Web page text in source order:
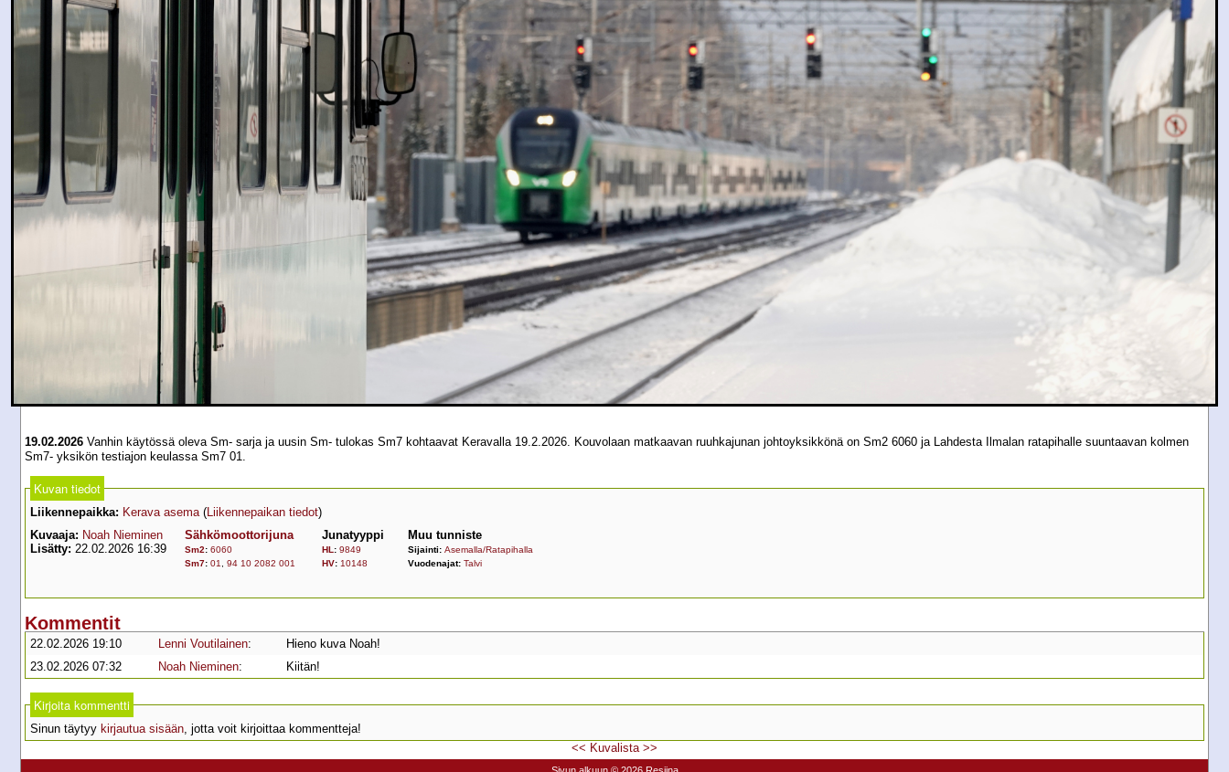
19.02.2026 Vanhin käytössä oleva Sm- sarja ja uusin Sm- tulokas Sm7 kohtaavat Keravalla 19.2.2026. Kouvolaan matkaavan ruuhkajunan johtoyksikkönä on Sm2 6060 ja Lahdesta Ilmalan ratapihalle suuntaavan kolmen
Sm7- yksikön testiajon keulassa Sm7 01.
Kuvan tiedot
Liikennepaikka: Kerava asema ( Liikennepaikan tiedot)
Kuvaaja: Noah Nieminen
Lisätty: 22.02.2026 16:39
Sähkömoottorijuna
Sm2: 6060
Sm7: 01 94 10 2082 001
Junatyyppi
HL: 9849
HV: 10148
Muu tunniste
Sijainti: Asemalla/Ratapihalla
Vuodenajat: Talvi
Kommentit
22.02.2026 19:10 Lenni Voutilainen:
Hieno kuva Noah!
23.02.2026 07:32
Noah Nieminen: Kiitän!
Kirjoita kommentti
Sinun täytyy kirjautua sisään , jotta voit kirjoittaa kommentteja!
<< Kuvalista >>